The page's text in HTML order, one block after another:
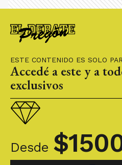
ESTE CONTENIDO ES SOLO
Accedé a este y a
exclusivos
Desde $